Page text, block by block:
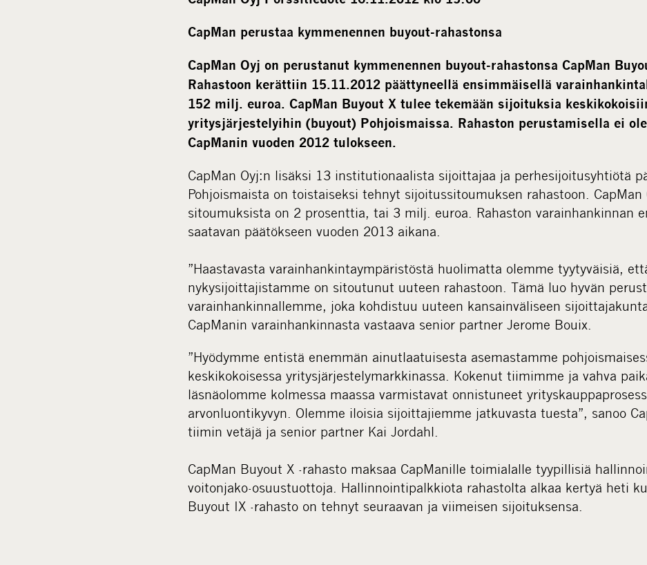
CapMan perustaa kymmenennen buyout-rahastonsa
CapMan Oyj on perustanut kymmenennen buyout-rahastonsa CapMan
Rahastoon kerättiin 15.11.2012 päättyneellä ensimmäisellä
152 milj. euroa. CapMan Buyout X tulee tekemään sijoituksia
yritysjärjestelyihin (buyout) Pohjoismaissa. Rahaston perustamisella ei
CapManin vuoden 2012 tulokseen.
CapMan Oyj:n lisäksi 13 institutionaalista sijoittajaa ja perhesijoitusyhtiötä
Pohjoismaista on toistaiseksi tehnyt sijoitussitoumuksen rahastoon. CapMan
sitoumuksista on 2 prosenttia, tai 3 milj. euroa. Rahaston varainhankinnan
saatavan päätökseen vuoden 2013 aikana.
”Haastavasta varainhankintaympäristöstä huolimatta olemme tyytyväisiä,
nykysijoittajistamme on sitoutunut uuteen rahastoon. Tämä luo hyvän
varainhankinnallemme, joka kohdistuu uuteen kansainväliseen
CapManin varainhankinnasta vastaava senior partner Jerome Bouix.
”Hyödymme entistä enemmän ainutlaatuisesta asemastamme
keskikokoisessa yritysjärjestelymarkkinassa. Kokenut tiimimme ja vahva
läsnäolomme kolmessa maassa varmistavat onnistuneet
arvonluontikyvyn. Olemme iloisia sijoittajiemme jatkuvasta tuesta”, sanoo
tiimin vetäjä ja senior partner Kai Jordahl.
CapMan Buyout X -rahasto maksaa CapManille toimialalle tyypillisiä
voitonjako-osuustuottoja. Hallinnointipalkkiota rahastolta alkaa kertyä heti
Buyout IX -rahasto on tehnyt seuraavan ja viimeisen sijoituksensa.